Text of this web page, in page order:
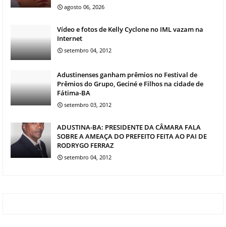
agosto 06, 2026
Vídeo e fotos de Kelly Cyclone no IML vazam na
Internet
setembro 04, 2012
Adustinenses ganham prêmios no Festival de
Prêmios do Grupo, Geciné e Filhos na cidade de
Fátima-BA
setembro 03, 2012
ADUSTINA-BA: PRESIDENTE DA CÂMARA FALA
SOBRE A AMEAÇA DO PREFEITO FEITA AO PAI DE
RODRYGO FERRAZ
setembro 04, 2012